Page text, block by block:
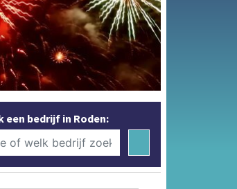
een bedrijf in Roden: